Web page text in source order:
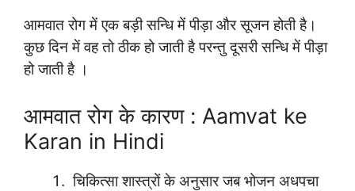
आमवात रोग में एक बड़ी सन्धि में पीड़ा और सूजन होती है।
कुछ दिन में वह तो ठीक हो जाती है परन्तु दूसरी सन्धि में पीड़ा
हो जाती है ।
आमवात रोग के कारण : Aamvat ke
Karan in Hindi
चिकित्सा शास्त्रों के अनुसार जब भोजन अधपचा